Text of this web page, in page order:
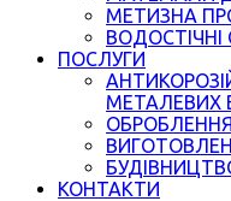
МЕТИЗНА
ПОСЛУГИ
МЕТАЛЕВИХ
КОНТАКТИ